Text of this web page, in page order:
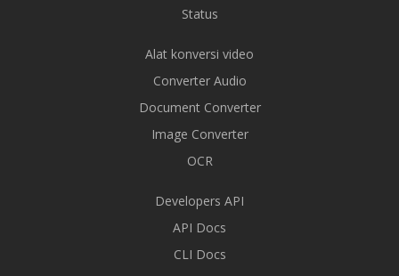
Status
Alat konversi video
Converter Audio
Document Converter
Image Converter
OCR
Developers API
API Docs
CLI Docs